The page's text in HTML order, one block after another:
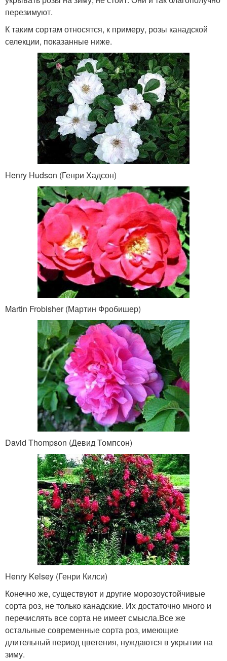
перезимуют.
К таким сортам относятся, к примеру, розы канадской
селекции, показанные ниже.
Henry Hudson (Генри Хадсон)
Martin Frobisher (Мартин Фробишер)
David Thompson (Девид Томпсон)
Henry Kelsey (Генри Килси)
Конечно же, существуют и другие морозоустойчивые
сорта роз, не только канадские. Их достаточно много и
перечислять все сорта не имеет смысла.Все же
остальные современные сорта роз, имеющие
длительный период цветения, нуждаются в укрытии на
зиму.